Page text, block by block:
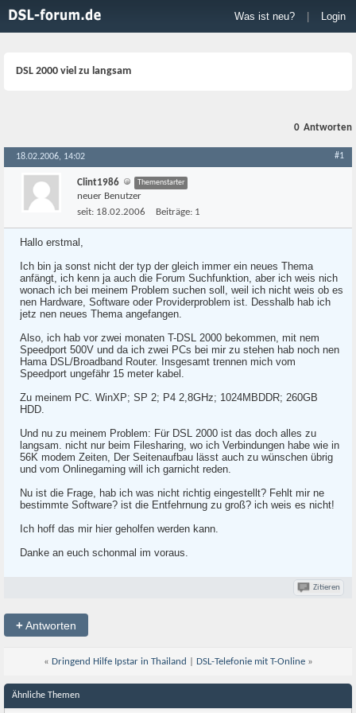
Was ist neu? Login
DSL 2000 viel zu langsam
0 Antworten
18.02.2006, 14:02 #1
Clint1986 Themenstarter
neuer Benutzer
seit: 18.02.2006 Beiträge: 1
Hallo erstmal,
Ich bin ja sonst nicht der typ der gleich immer ein neues Thema
anfängt, ich kenn ja auch die Forum Suchfunktion, aber ich weis nich
wonach ich bei meinem Problem suchen soll, weil ich nicht weis ob es
nen Hardware, Software oder Providerproblem ist. Desshalb hab ich
jetz nen neues Thema angefangen.
Also, ich hab vor zwei monaten T-DSL 2000 bekommen, mit nem
Speedport 500V und da ich zwei PCs bei mir zu stehen hab noch nen
Hama DSL/Broadband Router. Insgesamt trennen mich vom
Speedport ungefähr 15 meter kabel.
Zu meinem PC. WinXP; SP 2; P4 2,8GHz; 1024MBDDR; 260GB
HDD.
Und nu zu meinem Problem: Für DSL 2000 ist das doch alles zu
langsam. nicht nur beim Filesharing, wo ich Verbindungen habe wie in
56K modem Zeiten, Der Seitenaufbau lässt auch zu wünschen übrig
und vom Onlinegaming will ich garnicht reden.
Nu ist die Frage, hab ich was nicht richtig eingestellt? Fehlt mir ne
bestimmte Software? ist die Entfehrnung zu groß? ich weis es nicht!
Ich hoff das mir hier geholfen werden kann.
Danke an euch schonmal im voraus.
Zitieren
+Antworten
« Dringend Hilfe Ipstar in Thailand DSL-Telefonie mit T-Online »
Ähnliche Themen